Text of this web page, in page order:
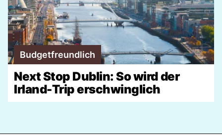
Budgetfreundlich
Next Stop Dublin: So wird der
Irland-Trip erschwinglich